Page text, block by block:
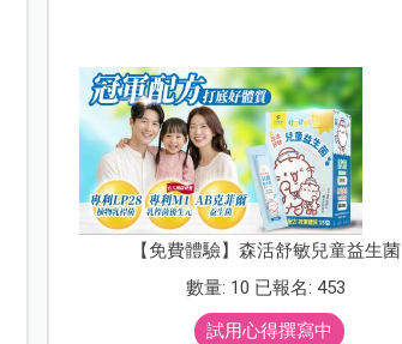
【免費體驗】森活舒敏兒童益生菌
數量: 10 已報名: 453
試用心得撰寫中